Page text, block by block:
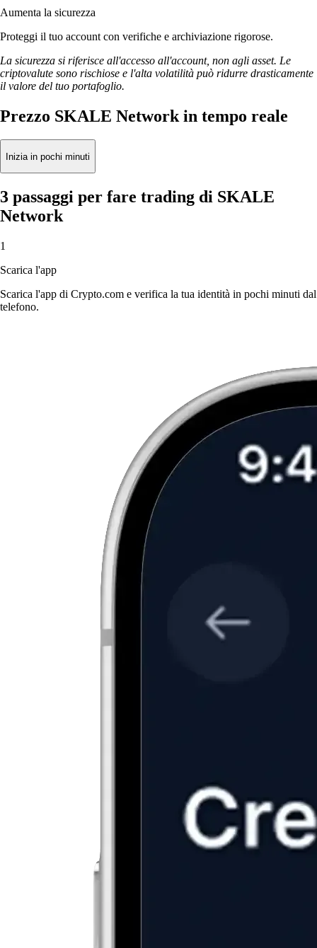
Aumenta la sicurezza
Proteggi il tuo account con verifiche e archiviazione rigorose.
La sicurezza si riferisce all'accesso all'account, non agli asset. Le
criptovalute sono rischiose e l'alta volatilità può ridurre drasticamente
il valore del tuo portafoglio.
Prezzo SKALE Network in tempo reale
Inizia in pochi minuti
3 passaggi per fare trading di SKALE
Network
1
Scarica l'app
Scarica l'app di Crypto.com e verifica la tua identità in pochi minuti dal
telefono.